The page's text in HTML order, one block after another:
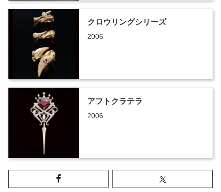
クロウリングシリーズ
2006
アフトクラテラ
2006